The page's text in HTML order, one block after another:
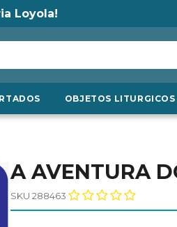
Loyola!
OBJETOS LITURGICOS
A AVENTURA
SKU 288463